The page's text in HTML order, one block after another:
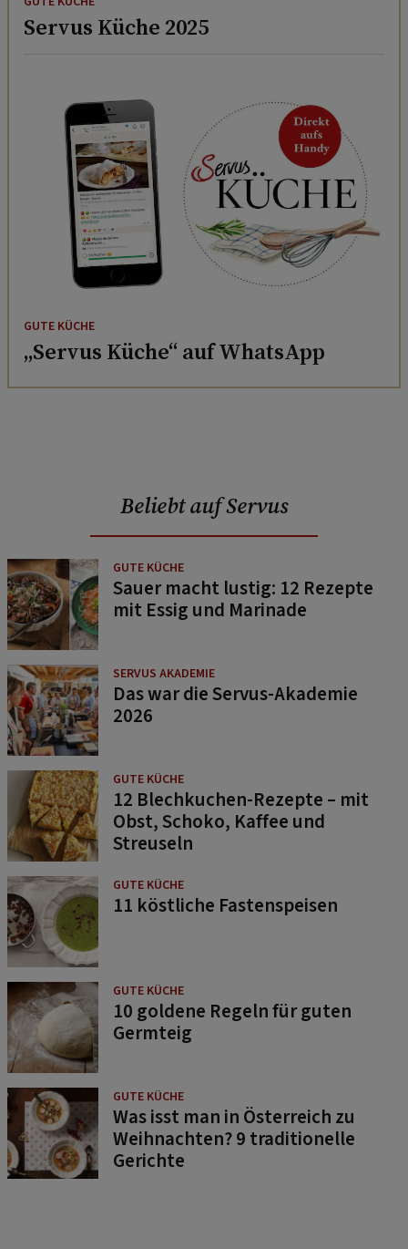
Servus Küche 2025
GUTE KÜCHE
„Servus Küche“ auf WhatsApp
Beliebt auf Servus
GUTE KÜCHE
Sauer macht lustig: 12 Rezepte
mit Essig und Marinade
SERVUS AKADEMIE
Das war die Servus-Akademie
2026
GUTE KÜCHE
12 Blechkuchen-Rezepte – mit
Obst, Schoko, Kaffee und
Streuseln
GUTE KÜCHE
11 köstliche Fastenspeisen
GUTE KÜCHE
10 goldene Regeln für guten
Germteig
GUTE KÜCHE
Was isst man in Österreich zu
Weihnachten? 9 traditionelle
Gerichte